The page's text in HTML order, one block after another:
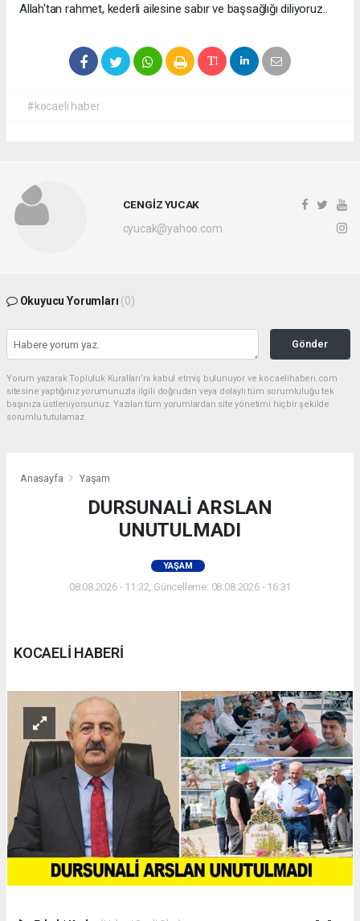
Allah'tan rahmet, kederli ailesine sabır ve başsağlığı diliyoruz..
#kocaeli haber
CENGİZ YUCAK
cyucak@yahoo.com
Okuyucu Yorumları (0)
Gönder
Yorum yazarak Topluluk Kuralları’nı kabul etmiş bulunuyor ve kocaelihaberi.com
sitesine yaptığınız yorumunuzla ilgili doğrudan veya dolaylı tüm sorumluluğu tek
başınıza üstleniyorsunuz. Yazılan tüm yorumlardan site yönetimi hiçbir şekilde
sorumlu tutulamaz.
Anasayfa Yaşam
DURSUNALİ ARSLAN
UNUTULMADI
YAŞAM
08.08.2026 - 11:32, Güncelleme: 08.08.2026 - 16:31
KOCAELİ HABERİ